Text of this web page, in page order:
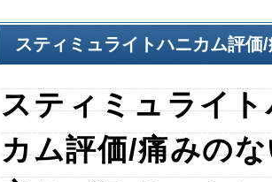
スティミュライトハニカム評
スティミュライト
カム評価/痛みの